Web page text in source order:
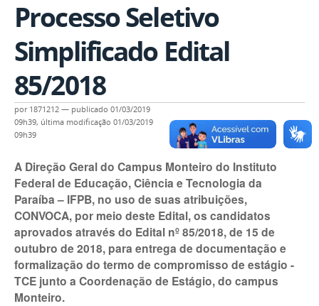
Processo Seletivo
Simplificado Edital
85/2018
por 1871212 — publicado 01/03/2019
09h39, última modificação 01/03/2019
09h39
A Direção Geral do Campus Monteiro do Instituto
Federal de Educação, Ciência e Tecnologia da
Paraíba – IFPB, no uso de suas atribuições,
CONVOCA, por meio deste Edital, os candidatos
aprovados através do Edital nº 85/2018, de 15 de
outubro de 2018, para entrega de documentação e
formalização do termo de compromisso de estágio -
TCE junto a Coordenação de Estágio, do campus
Monteiro.